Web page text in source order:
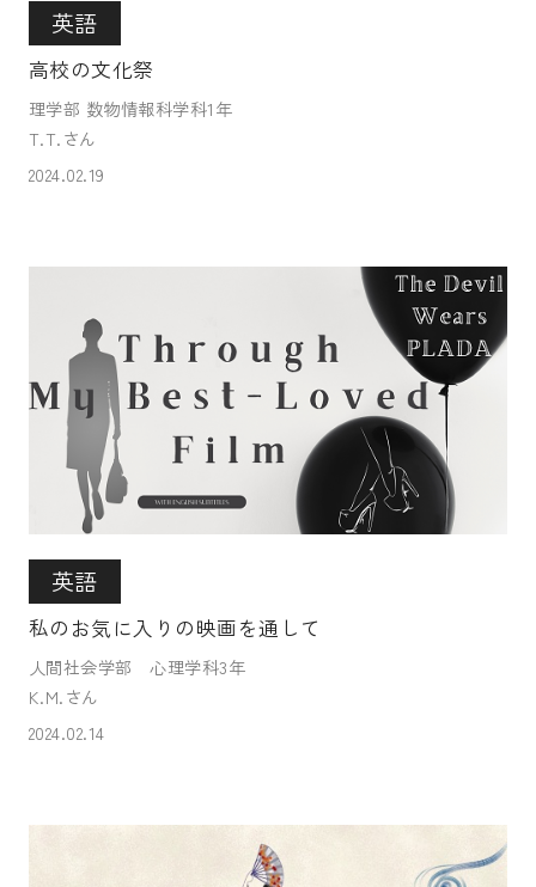
英語
高校の文化祭
理学部 数物情報科学科1年
T.T.さん
2024.02.19
英語
私のお気に入りの映画を通して
人間社会学部 心理学科3年
K.M.さん
2024.02.14